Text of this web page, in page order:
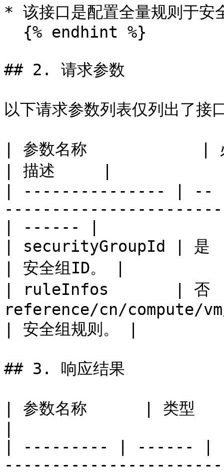
* 该接口是配置全量规则于安
## 2. 请求参数
以下请求参数列表仅列出了接
| 参数名称            |
| 描述     |
| --------------- | --
| ------ |
| securityGroupId |
| 安全组ID。 |
| ruleInfos       | 否
reference/cn/compute/
| 安全组规则。 |
## 3. 响应结果
| 参数名称      | 类型
| --------- | ------ |